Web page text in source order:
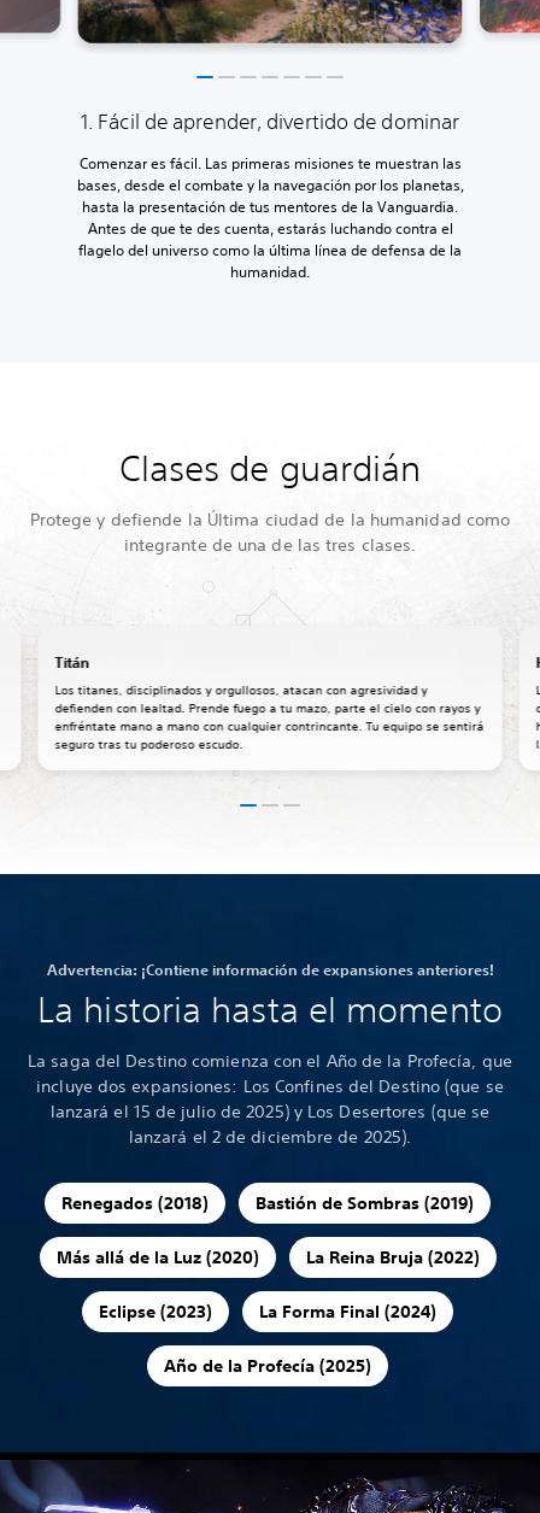
1. Fácil de aprender, divertido de dominar
Comenzar es fácil. Las primeras misiones te muestran las
bases, desde el combate y la navegación por los planetas,
hasta la presentación de tus mentores de la Vanguardia.
Antes de que te des cuenta, estarás luchando contra el
flagelo del universo como la última línea de defensa de la
humanidad.
Clases de guardián
Protege y defiende la Última ciudad de la humanidad como
integrante de una de las tres clases.
Titán
Los titanes, disciplinados y orgullosos, atacan con agresividad y
defienden con lealtad. Prende fuego a tu mazo, parte el cielo con rayos y
enfréntate mano a mano con cualquier contrincante. Tu equipo se sentirá
seguro tras tu poderoso escudo.
Advertencia: ¡Contiene información de expansiones anteriores!
La historia hasta el momento
La saga del Destino comienza con el Año de la Profecía, que
incluye dos expansiones: Los Confines del Destino (que se
lanzará el 15 de julio de 2025) y Los Desertores (que se
lanzará el 2 de diciembre de 2025).
Renegados (2018) Bastión de Sombras (2019)
Más allá de la Luz (2020) La Reina Bruja (2022)
Eclipse (2023) La Forma Final (2024)
Año de la Profecía (2025)